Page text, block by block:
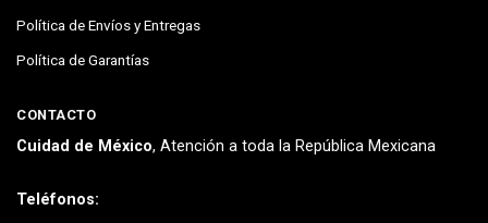
Política de Envíos y Entregas
Política de Garantías
CONTACTO
Cuidad de México, Atención a toda la República Mexicana
Teléfonos: